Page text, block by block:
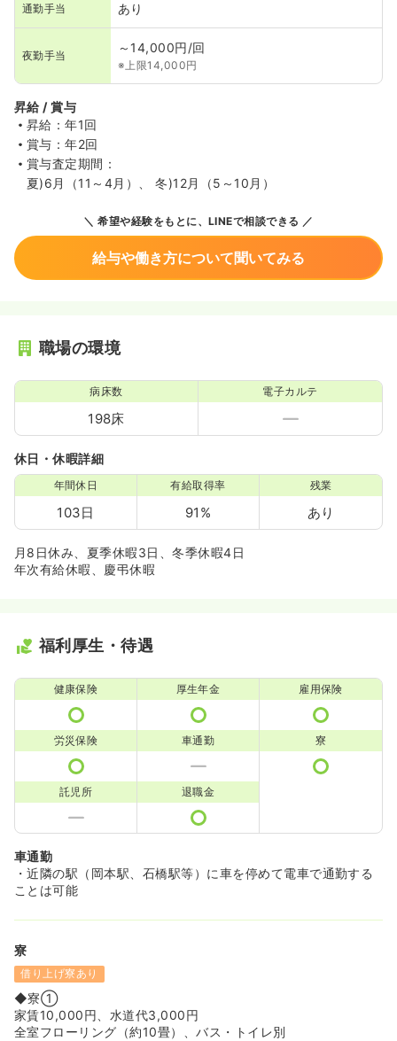
通勤手当 あり
夜勤手当
～14,000円/回
※上限14,000円
昇給 / 賞与
昇給：年1回
賞与：年2回
賞与査定期間：
夏)6月（11～4月）、 冬)12月（5～10月）
希望や経験をもとに、LINEで相談できる
給与や働き方について聞いてみる
職場の環境
病床数
198床
電子カルテ
休日・休暇詳細
年間休日
103日
有給取得率
91%
残業
あり
月8日休み、夏季休暇3日、冬季休暇4日
年次有給休暇、慶弔休暇
福利厚生・待遇
健康保険 厚生年金 雇用保険
労災保険 車通勤 寮
託児所 退職金
車通勤
・近隣の駅（岡本駅、石橋駅等）に車を停めて電車で通勤する
ことは可能
寮
借り上げ寮あり
◆寮①
家賃10,000円、水道代3,000円
全室フローリング（約10畳）、バス・トイレ別